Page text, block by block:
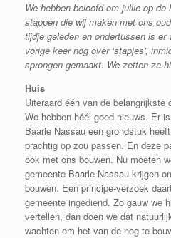
We hebben beloofd om jullie op
stappen die wij maken met ons
tijdje geleden en ondertussen is er
vorige keer nog over ‘stapjes’,
sprongen gemaakt. We zetten ze
Huis
Uiteraard één van de belangrijkste
We hebben héél goed nieuws. Er
Baarle Nassau een grondstuk
prachtig op zou passen. En deze
ook met ons bouwen. Nu moeten
gemeente Baarle Nassau krijgen
bouwen. Een principe-verzoek
gemeente ingediend. Zo gauw we
vertellen, dan doen we dat
wachten om het van de nog te